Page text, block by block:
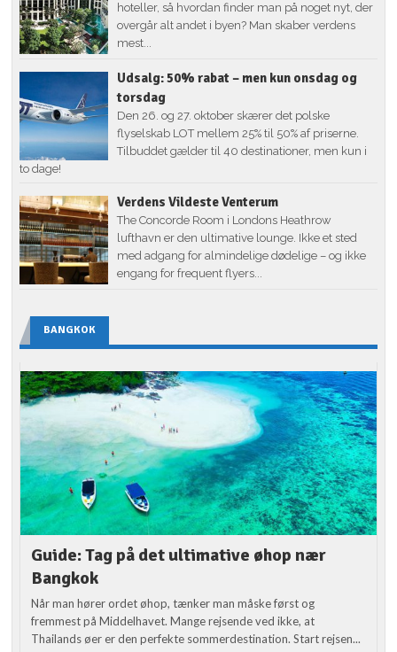
hoteller, så hvordan finder man på noget nyt, der
overgår alt andet i byen? Man skaber verdens
mest...
Udsalg: 50% rabat – men kun onsdag og
torsdag
Den 26. og 27. oktober skærer det polske
flyselskab LOT mellem 25% til 50% af priserne.
Tilbuddet gælder til 40 destinationer, men kun i
to dage!
Verdens Vildeste Venterum
The Concorde Room i Londons Heathrow
lufthavn er den ultimative lounge. Ikke et sted
med adgang for almindelige dødelige – og ikke
engang for frequent flyers...
BANGKOK
Guide: Tag på det ultimative øhop nær
Bangkok
Når man hører ordet øhop, tænker man måske først og
fremmest på Middelhavet. Mange rejsende ved ikke, at
Thailands øer er den perfekte sommerdestination. Start rejsen...